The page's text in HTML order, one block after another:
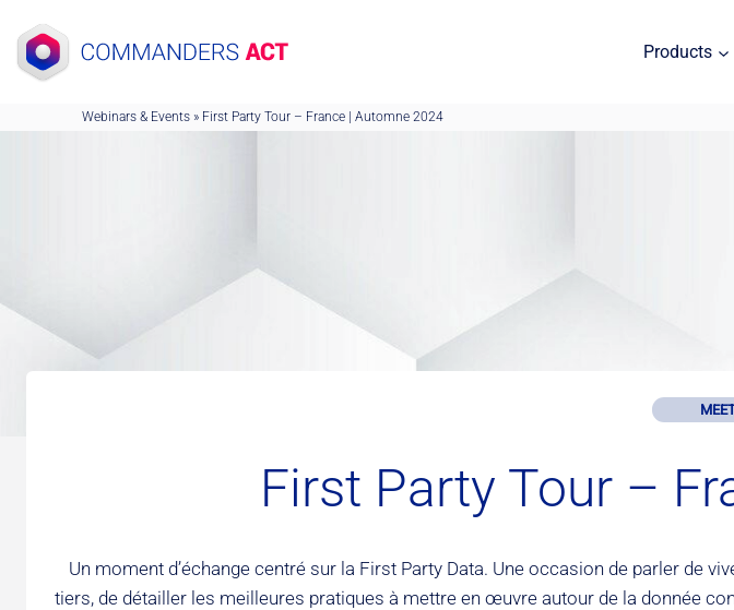
content
Products
Webinars & Events » First Party Tour – France | Automne 2024
First Party Tour –
Un moment d’échange centré sur la First Party Data. Une occasion de parler de
tiers, de détailler les meilleures pratiques à mettre en œuvre autour de la donnée